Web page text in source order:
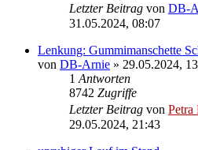
Letzter Beitrag von DB-
31.05.2024, 08:07
Lenkung: Gummimanschette
von DB-Arnie » 29.05.2024,
1Antworten
8742 Zugriffe
Letzter Beitrag von Petra
29.05.2024, 21:43